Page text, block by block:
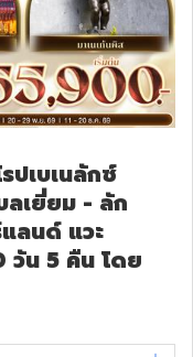
ปเบเนลักซ์
ลเยี่ยม - ลัก
ลนด์ แวะ
วัน 5 คืน โดย